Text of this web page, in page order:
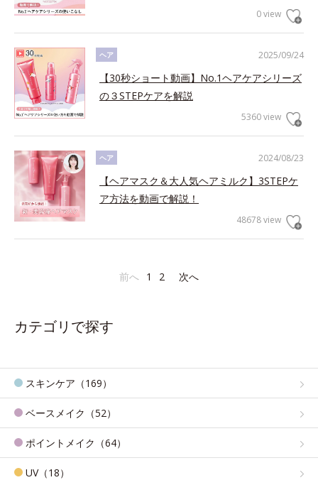
0 view
2025/09/24
ヘア
【30秒ショート動画】No.1ヘアケアシリーズ
の３STEPケアを解説
5360 view
2024/08/23
ヘア
【ヘアマスク＆大人気ヘアミルク】3STEPケ
ア方法を動画で解説！
48678 view
前へ 1 2 次へ
カテゴリで探す
スキンケア（169）
ベースメイク（52）
ポイントメイク（64）
UV（18）